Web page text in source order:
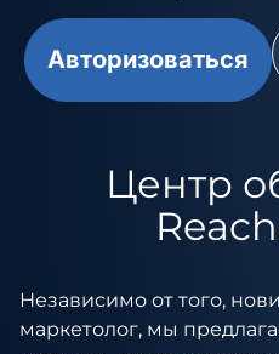
Авторизоваться
Центр
Независимо от того,
маркетолог, мы